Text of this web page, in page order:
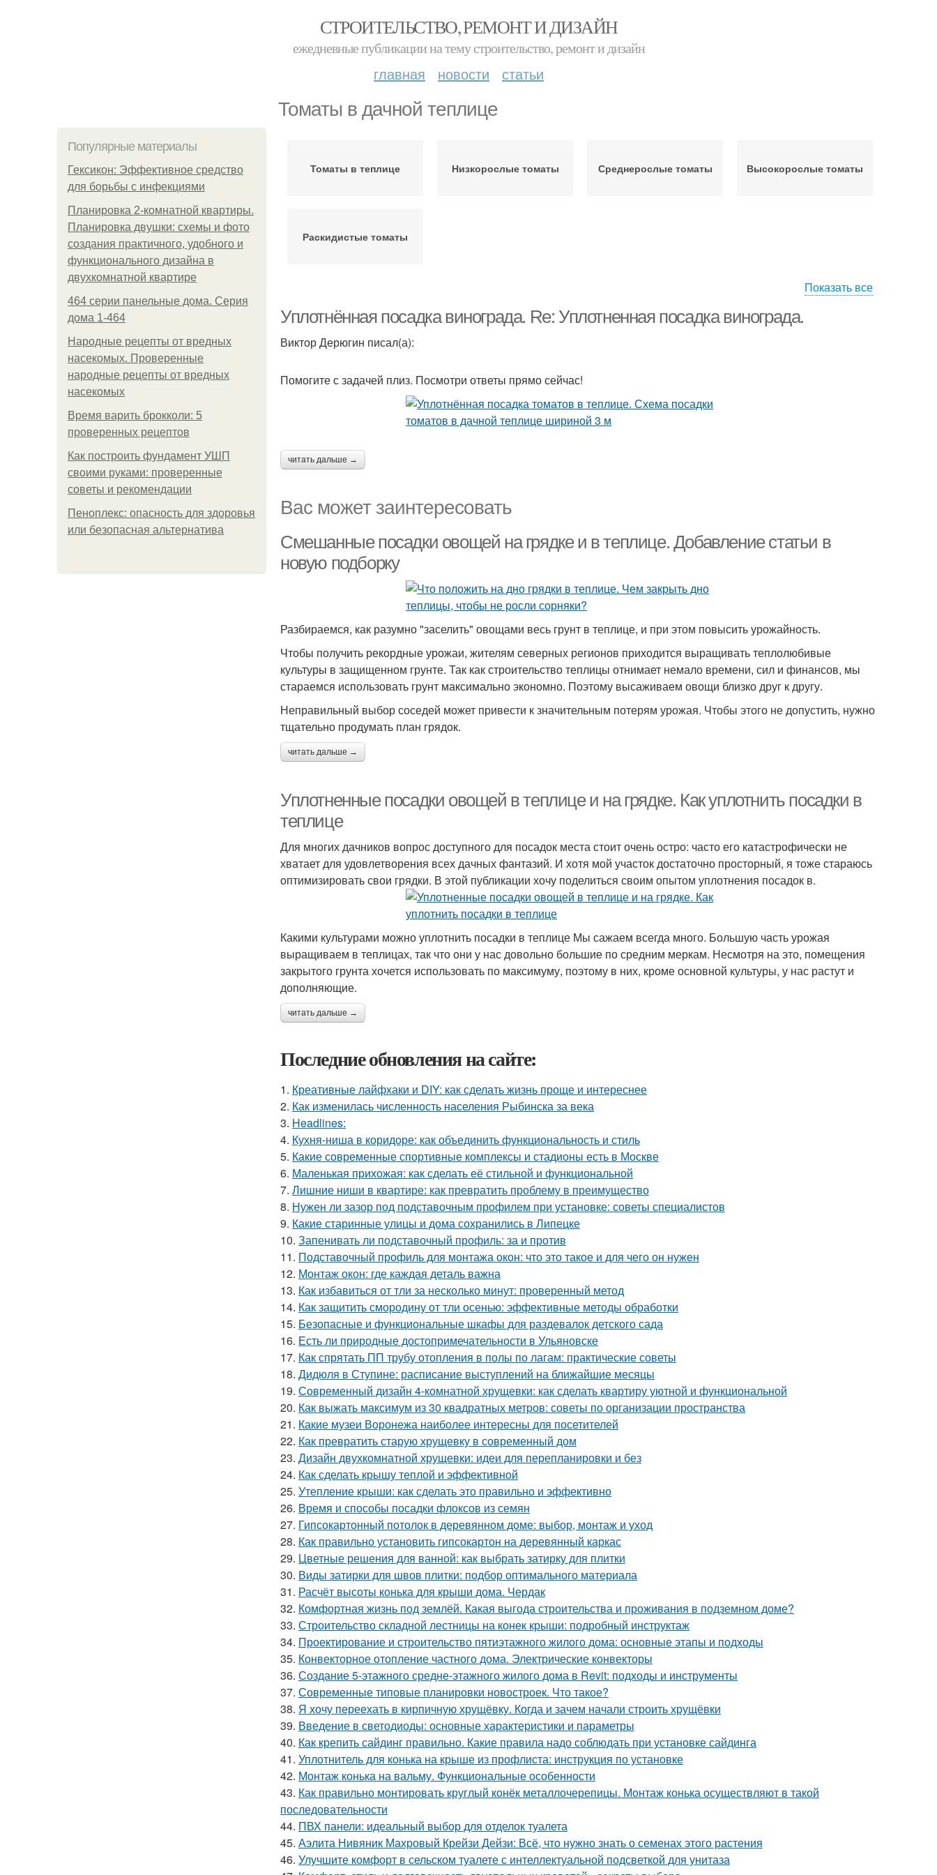
СТРОИТЕЛЬСТВО, РЕМОНТ И ДИЗАЙН
ежедневные публикации на тему строительство, ремонт и дизайн
главная новости статьи
Томаты в дачной теплице
Популярные материалы
Гексикон: Эффективное средство
для борьбы с инфекциями
Планировка 2-комнатной квартиры.
Планировка двушки: схемы и фото
создания практичного, удобного и
функционального дизайна в
двухкомнатной квартире
464 серии панельные дома. Серия
дома 1-464
Народные рецепты от вредных
насекомых. Проверенные
народные рецепты от вредных
насекомых
Время варить брокколи: 5
проверенных рецептов
Как построить фундамент УШП
своими руками: проверенные
советы и рекомендации
Пеноплекс: опасность для здоровья
или безопасная альтернатива
Томаты в теплице Низкорослые томаты Среднерослые томаты Высокорослые томаты
Раскидистые томаты
Показать все
Уплотнённая посадка винограда. Re: Уплотненная посадка винограда.
Виктор Дерюгин писал(а):
Помогите с задачей плиз. Посмотри ответы прямо сейчас!
читать дальше →
Вас может заинтересовать
Смешанные посадки овощей на грядке и в теплице. Добавление статьи в
новую подборку
Разбираемся, как разумно "заселить" овощами весь грунт в теплице, и при этом повысить урожайность.
Чтобы получить рекордные урожаи, жителям северных регионов приходится выращивать теплолюбивые
культуры в защищенном грунте. Так как строительство теплицы отнимает немало времени, сил и финансов, мы
стараемся использовать грунт максимально экономно. Поэтому высаживаем овощи близко друг к другу.
Неправильный выбор соседей может привести к значительным потерям урожая. Чтобы этого не допустить, нужно
тщательно продумать план грядок.
читать дальше →
Уплотненные посадки овощей в теплице и на грядке. Как уплотнить посадки в
теплице
Для многих дачников вопрос доступного для посадок места стоит очень остро: часто его катастрофически не
хватает для удовлетворения всех дачных фантазий. И хотя мой участок достаточно просторный, я тоже стараюсь
оптимизировать свои грядки. В этой публикации хочу поделиться своим опытом уплотнения посадок в.
Какими культурами можно уплотнить посадки в теплице Мы сажаем всегда много. Большую часть урожая
выращиваем в теплицах, так что они у нас довольно большие по средним меркам. Несмотря на это, помещения
закрытого грунта хочется использовать по максимуму, поэтому в них, кроме основной культуры, у нас растут и
дополняющие.
читать дальше →
Последние обновления на сайте:
1. Креативные лайфхаки и DIY: как сделать жизнь проще и интереснее
2. Как изменилась численность населения Рыбинска за века
3. Headlines:
4. Кухня-ниша в коридоре: как объединить функциональность и стиль
5. Какие современные спортивные комплексы и стадионы есть в Москве
6. Маленькая прихожая: как сделать её стильной и функциональной
7. Лишние ниши в квартире: как превратить проблему в преимущество
8. Нужен ли зазор под подставочным профилем при установке: советы специалистов
9. Какие старинные улицы и дома сохранились в Липецке
10. Запенивать ли подставочный профиль: за и против
11. Подставочный профиль для монтажа окон: что это такое и для чего он нужен
12. Монтаж окон: где каждая деталь важна
13. Как избавиться от тли за несколько минут: проверенный метод
14. Как защитить смородину от тли осенью: эффективные методы обработки
15. Безопасные и функциональные шкафы для раздевалок детского сада
16. Есть ли природные достопримечательности в Ульяновске
17. Как спрятать ПП трубу отопления в полы по лагам: практические советы
18. Дидюля в Ступине: расписание выступлений на ближайшие месяцы
19. Современный дизайн 4-комнатной хрущевки: как сделать квартиру уютной и функциональной
20. Как выжать максимум из 30 квадратных метров: советы по организации пространства
21. Какие музеи Воронежа наиболее интересны для посетителей
22. Как превратить старую хрущевку в современный дом
23. Дизайн двухкомнатной хрущевки: идеи для перепланировки и без
24. Как сделать крышу теплой и эффективной
25. Утепление крыши: как сделать это правильно и эффективно
26. Время и способы посадки флоксов из семян
27. Гипсокартонный потолок в деревянном доме: выбор, монтаж и уход
28. Как правильно установить гипсокартон на деревянный каркас
29. Цветные решения для ванной: как выбрать затирку для плитки
30. Виды затирки для швов плитки: подбор оптимального материала
31. Расчёт высоты конька для крыши дома. Чердак
32. Комфортная жизнь под землёй. Какая выгода строительства и проживания в подземном доме?
33. Строительство складной лестницы на конек крыши: подробный инструктаж
34. Проектирование и строительство пятиэтажного жилого дома: основные этапы и подходы
35. Конвекторное отопление частного дома. Электрические конвекторы
36. Создание 5-этажного средне-этажного жилого дома в Revit: подходы и инструменты
37. Современные типовые планировки новостроек. Что такое?
38. Я хочу переехать в кирпичную хрущёвку. Когда и зачем начали строить хрущёвки
39. Введение в светодиоды: основные характеристики и параметры
40. Как крепить сайдинг правильно. Какие правила надо соблюдать при установке сайдинга
41. Уплотнитель для конька на крыше из профлиста: инструкция по установке
42. Монтаж конька на вальму. Функциональные особенности
43. Как правильно монтировать круглый конёк металлочерепицы. Монтаж конька осуществляют в такой
последовательности
44. ПВХ панели: идеальный выбор для отделок туалета
45. Аэлита Нивяник Махровый Крейзи Дейзи: Всё, что нужно знать о семенах этого растения
46. Улучшите комфорт в сельском туалете с интеллектуальной подсветкой для унитаза